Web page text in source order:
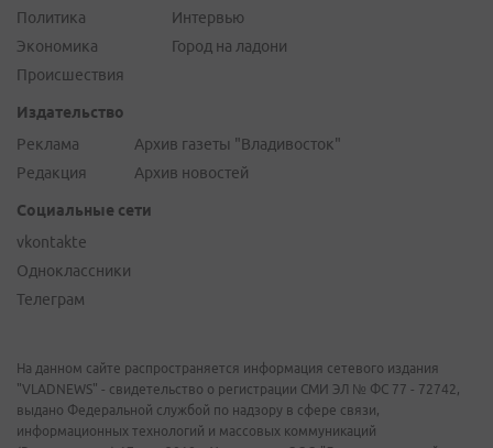
Политика
Экономика
Происшествия
Интервью
Город на ладони
Издательство
Реклама
Редакция
Архив газеты "Владивосток"
Архив новостей
Социальные сети
vkontakte
Одноклассники
Телеграм
На данном сайте распространяется информация сетевого издания
"VLADNEWS" - свидетельство о регистрации СМИ ЭЛ № ФС 77 - 72742,
выдано Федеральной службой по надзору в сфере связи,
информационных технологий и массовых коммуникаций